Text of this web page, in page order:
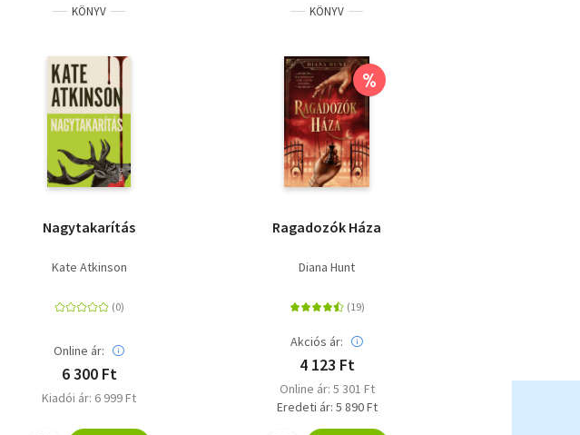
KÖNYV
Nagytakarítás
Kate Atkinson
Online ár:
6 300 Ft
Kiadói ár: 6 999 Ft
KÖNYV
%
Ragadozók Háza
Diana Hunt
Akciós ár:
4 123 Ft
Online ár: 5 301 Ft
Eredeti ár: 5 890 Ft